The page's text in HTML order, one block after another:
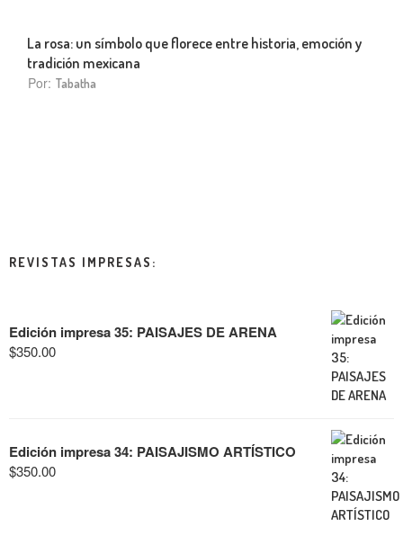
La rosa: un símbolo que florece entre historia, emoción y
tradición mexicana
Por: Tabatha
REVISTAS IMPRESAS:
Edición impresa 35: PAISAJES DE ARENA
$350.00
Edición impresa 34: PAISAJISMO ARTÍSTICO
$350.00